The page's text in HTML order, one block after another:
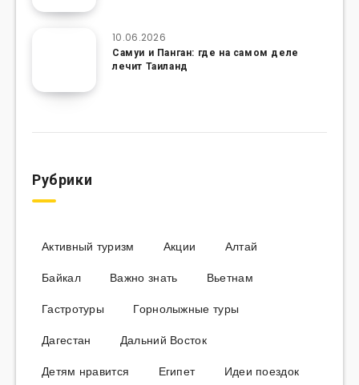
10.06.2026
Самуи и Панган: где на самом деле
лечит Таиланд
Рубрики
Активный туризм Акции
Алтай
Байкал
Важно знать
Вьетнам
Гастротуры
Горнолыжные туры
Дагестан
Дальний Восток
Детям нравится
Египет
Идеи поездок